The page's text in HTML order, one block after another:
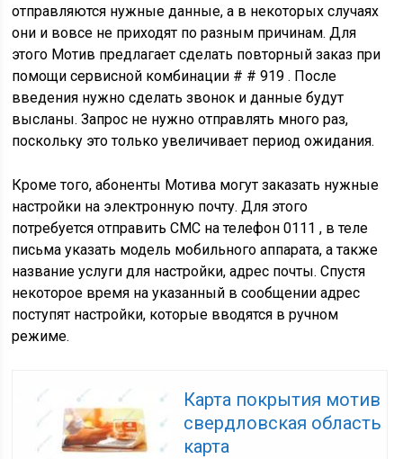
отправляются нужные данные, а в некоторых случаях
они и вовсе не приходят по разным причинам. Для
этого Мотив предлагает сделать повторный заказ при
помощи сервисной комбинации # # 919 . После
введения нужно сделать звонок и данные будут
высланы. Запрос не нужно отправлять много раз,
поскольку это только увеличивает период ожидания.
Кроме того, абоненты Мотива могут заказать нужные
настройки на электронную почту. Для этого
потребуется отправить СМС на телефон 0111 , в теле
письма указать модель мобильного аппарата, а также
название услуги для настройки, адрес почты. Спустя
некоторое время на указанный в сообщении адрес
поступят настройки, которые вводятся в ручном
режиме.
Карта покрытия мотив
свердловская область
карта